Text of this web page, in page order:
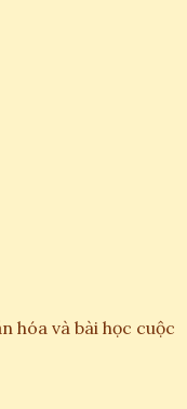
hóa và bài học cuộc